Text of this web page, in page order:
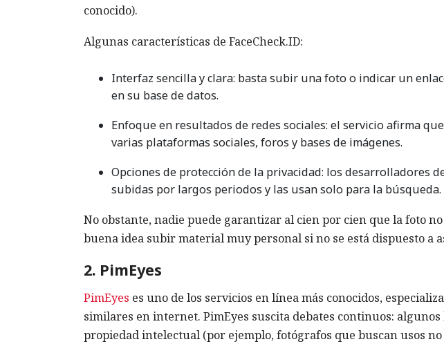
conocido).
Algunas características de FaceCheck.ID:
Interfaz sencilla y clara: basta subir una foto o indicar un
en su base de datos.
Enfoque en resultados de redes sociales: el servicio afirma
varias plataformas sociales, foros y bases de imágenes.
Opciones de protección de la privacidad: los desarrolladores
subidas por largos periodos y las usan solo para la búsqueda.
No obstante, nadie puede garantizar al cien por cien que la foto
buena idea subir material muy personal si no se está dispuesto a
2. PimEyes
PimEyes es uno de los servicios en línea más conocidos,
similares en internet. PimEyes suscita debates continuos:
propiedad intelectual (por ejemplo, fotógrafos que buscan usos